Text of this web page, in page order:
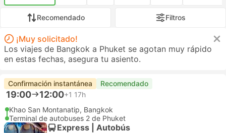
Recomendado Filtros
¡Muy solicitado!
Los viajes de Bangkok a Phuket se agotan muy rápido
en estas fechas, asegura tu asiento.
Confirmación instantánea Recomendado
19:00 12:00+1 17h
Khao San Montanatip, Bangkok
Terminal de autobuses 2 de Phuket
Express | Autobús